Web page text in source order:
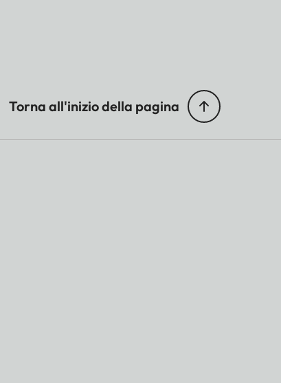
Torna all'inizio della pagina